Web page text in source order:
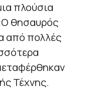
πλούσια
θησαυρός
από πολλές
Τέχνης.